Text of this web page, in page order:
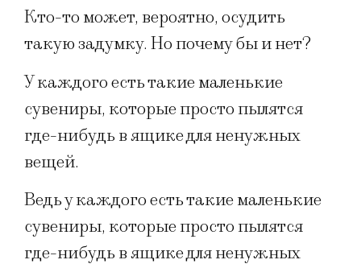
Кто-то может, вероятно, осудить
такую задумку. Но почему бы и нет?
У каждого есть такие маленькие
сувениры, которые просто пылятся
где-нибудь в ящике для ненужных
вещей.
Ведь у каждого есть такие маленькие
сувениры, которые просто пылятся
где-нибудь в ящике для ненужных